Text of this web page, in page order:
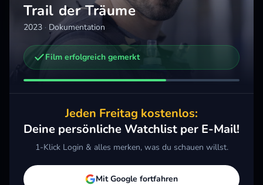
Weitere Trailer, die dich interessieren könnten
Mehr
Aktuell im Trend
Trail der Träume
2023 · Dokumentation
Film erfolgreich gemerkt
Jeden Freitag kostenlos:
Deine persönliche Watchlist per E-Mail!
1-Klick Login & alles merken, was du schauen willst.
Mit Google fortfahren